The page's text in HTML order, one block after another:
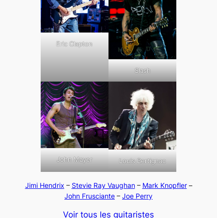
Eric Clapton
Slash
John Mayer Louis Bertignac
Jimi Hendrix – Stevie Ray Vaughan– Mark Knopfler–
John Frusciante – Joe Perry
Voir tous les guitaristes